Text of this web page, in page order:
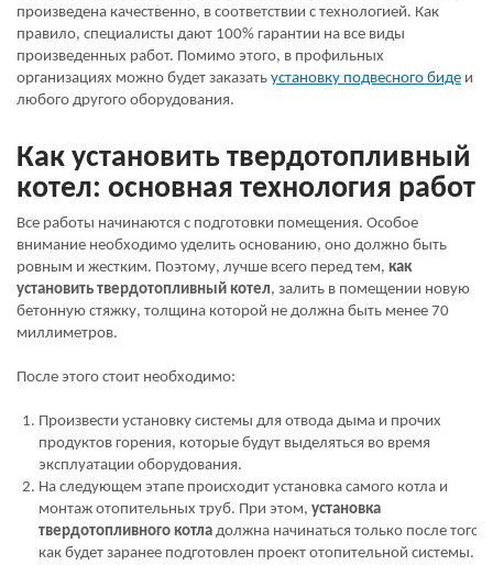
произведена качественно, в соответствии с технологией. Как
правило, специалисты дают 100% гарантии на все виды
произведенных работ. Помимо этого, в профильных
организациях можно будет заказать установку подвесного биде и
любого другого оборудования.
Как установить твердотопливный
котел: основная технология работ
Все работы начинаются с подготовки помещения. Особое
внимание необходимо уделить основанию, оно должно быть
ровным и жестким. Поэтому, лучше всего перед тем, как
установить твердотопливный котел, залить в помещении новую
бетонную стяжку, толщина которой не должна быть менее 70
миллиметров.
После этого стоит необходимо:
Произвести установку системы для отвода дыма и прочих
продуктов горения, которые будут выделяться во время
эксплуатации оборудования.
На следующем этапе происходит установка самого котла и
монтаж отопительных труб. При этом, установка
твердотопливного котла должна начинаться только после того,
как будет заранее подготовлен проект отопительной системы.